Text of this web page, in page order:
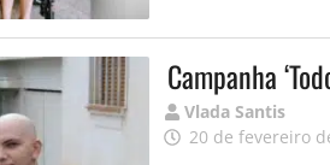
Campanha
Publicado
por
Vlada Santis
20 de fevereiro